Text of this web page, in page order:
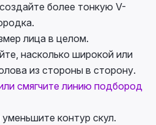
создайте более тонкую V-
лица в целом.
насколько широкой или
из стороны в сторону.
смягчите линию подбород
контур скул.